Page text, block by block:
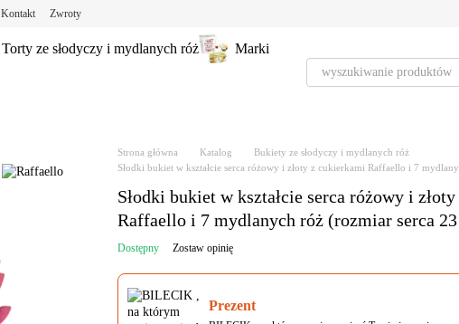
Kontakt Zwroty
Torty ze słodyczy i mydlanych róż Marki
Strona główna Katalog
Bukiety ze słodyczy i mydlanych róż
Słodki bukiet w kształcie serca różowy i złoty z cukierkami Raffaello i 7
Słodki bukiet w kształcie serca różowy i
Raffaello i 7 mydlanych róż (rozmiar serca
Dostępny Zostaw opinię
Prezent